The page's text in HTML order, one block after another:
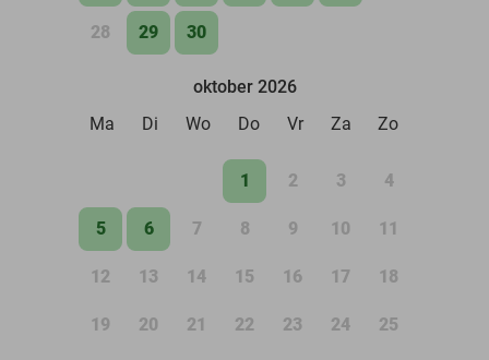
28 29 30
oktober 2026
Ma
Di Wo Do Vr Za Zo
1 2 3 4
5 6 7 8 9 10 11
12 13 14 15 16 17 18
19 20 21 22 23 24 25